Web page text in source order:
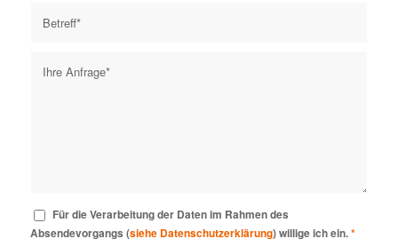
Für die Verarbeitung der Daten im Rahmen des
Absendevorgangs (siehe Datenschutzerklärung) willige ich ein.*